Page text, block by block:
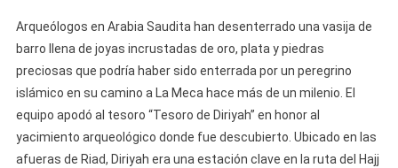
Arqueólogos en Arabia Saudita han desenterrado una vasija de
barro llena de joyas incrustadas de oro, plata y piedras
preciosas que podría haber sido enterrada por un peregrino
islámico en su camino a La Meca hace más de un milenio. El
equipo apodó al tesoro “Tesoro de Diriyah” en honor al
yacimiento arqueológico donde fue descubierto. Ubicado en las
afueras de Riad, Diriyah era una estación clave en la ruta del Hajj